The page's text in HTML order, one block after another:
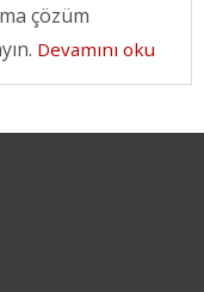
çözüm
Devamını oku